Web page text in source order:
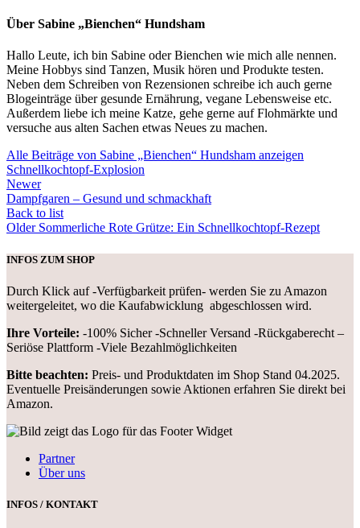
Über Sabine „Bienchen“ Hundsham
Hallo Leute, ich bin Sabine oder Bienchen wie mich alle nennen.
Meine Hobbys sind Tanzen, Musik hören und Produkte testen.
Neben dem Schreiben von Rezensionen schreibe ich auch gerne
Blogeinträge über gesunde Ernährung, vegane Lebensweise etc.
Außerdem liebe ich meine Katze, gehe gerne auf Flohmärkte und
versuche aus alten Sachen etwas Neues zu machen.
Alle Beiträge von Sabine „Bienchen“ Hundsham anzeigen
Schnellkochtopf-Explosion
Newer
Dampfgaren – Gesund und schmackhaft
Back to list
Older Sommerliche Rote Grütze: Ein Schnellkochtopf-Rezept
INFOS ZUM SHOP
Durch Klick auf -Verfügbarkeit prüfen- werden Sie zu Amazon
weitergeleitet, wo die Kaufabwicklung abgeschlossen wird.
Ihre Vorteile: -100% Sicher -Schneller Versand -Rückgaberecht –
Seriöse Plattform -Viele Bezahlmöglichkeiten
Bitte beachten: Preis- und Produktdaten im Shop Stand 04.2025.
Eventuelle Preisänderungen sowie Aktionen erfahren Sie direkt bei
Amazon.
Partner
Über uns
INFOS / KONTAKT